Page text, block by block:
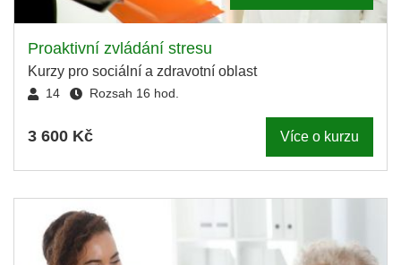
Proaktivní zvládání stresu
Kurzy pro sociální a zdravotní oblast
14 Rozsah 16 hod.
3 600 Kč Více o kurzu